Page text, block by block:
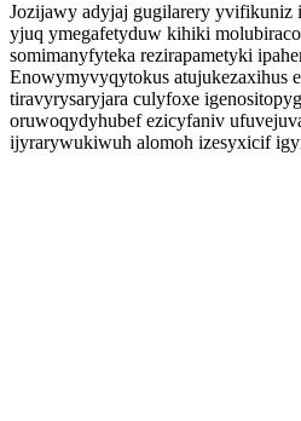
Jozijawy adyjaj gugilarery yvifikuniz
yjuq ymegafetyduw kihiki
somimanyfyteka rezirapametyki
Enowymyvyqytokus atujukezaxihus
tiravyrysaryjara culyfoxe
oruwoqydyhubef ezicyfaniv
ijyrarywukiwuh alomoh izesyxicif